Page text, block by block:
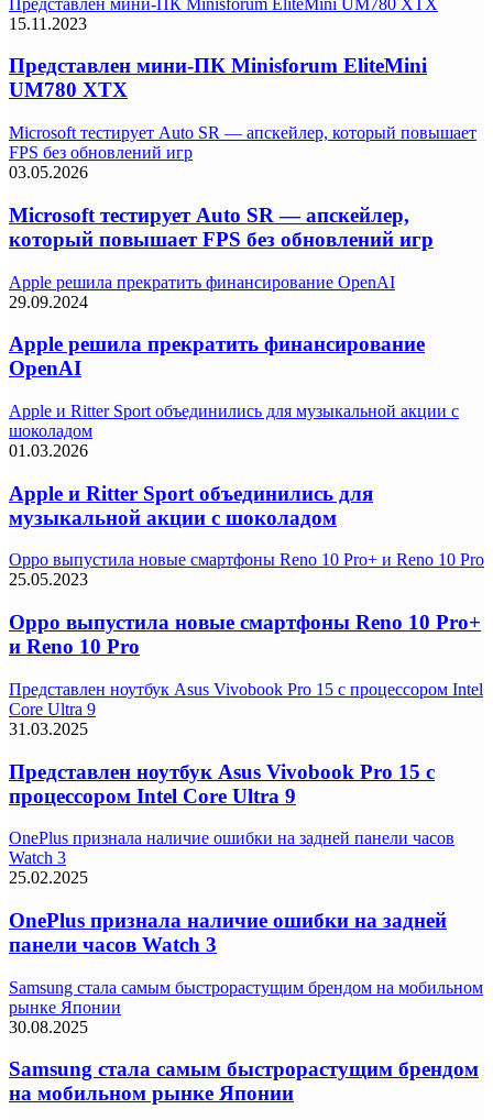
15.11.2023
Представлен мини-ПК Minisforum EliteMini
UM780 XTX
Microsoft тестирует Auto SR — апскейлер, который повышает
FPS без обновлений игр
03.05.2026
Microsoft тестирует Auto SR — апскейлер,
который повышает FPS без обновлений игр
Apple решила прекратить финансирование OpenAI
29.09.2024
Apple решила прекратить финансирование
OpenAI
Apple и Ritter Sport объединились для музыкальной акции с
шоколадом
01.03.2026
Apple и Ritter Sport объединились для
музыкальной акции с шоколадом
Oppo выпустила новые смартфоны Reno 10 Pro+ и Reno 10 Pro
25.05.2023
Oppo выпустила новые смартфоны Reno 10 Pro+
и Reno 10 Pro
Представлен ноутбук Asus Vivobook Pro 15 с процессором Intel
Core Ultra 9
31.03.2025
Представлен ноутбук Asus Vivobook Pro 15 с
процессором Intel Core Ultra 9
OnePlus признала наличие ошибки на задней панели часов
Watch 3
25.02.2025
OnePlus признала наличие ошибки на задней
панели часов Watch 3
Samsung стала самым быстрорастущим брендом на мобильном
рынке Японии
30.08.2025
Samsung стала самым быстрорастущим брендом
на мобильном рынке Японии